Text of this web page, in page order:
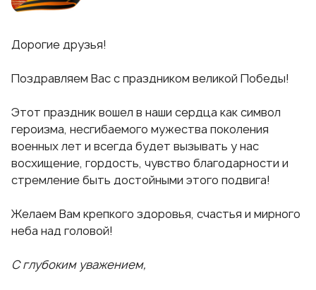
Дорогие друзья!
Поздравляем Вас с праздником великой Победы!
Этот праздник вошел в наши сердца как символ
героизма, несгибаемого мужества поколения
военных лет и всегда будет вызывать у нас
восхищение, гордость, чувство благодарности и
стремление быть достойными этого подвига!
Желаем Вам крепкого здоровья, счастья и мирного
неба над головой!
С глубоким уважением,